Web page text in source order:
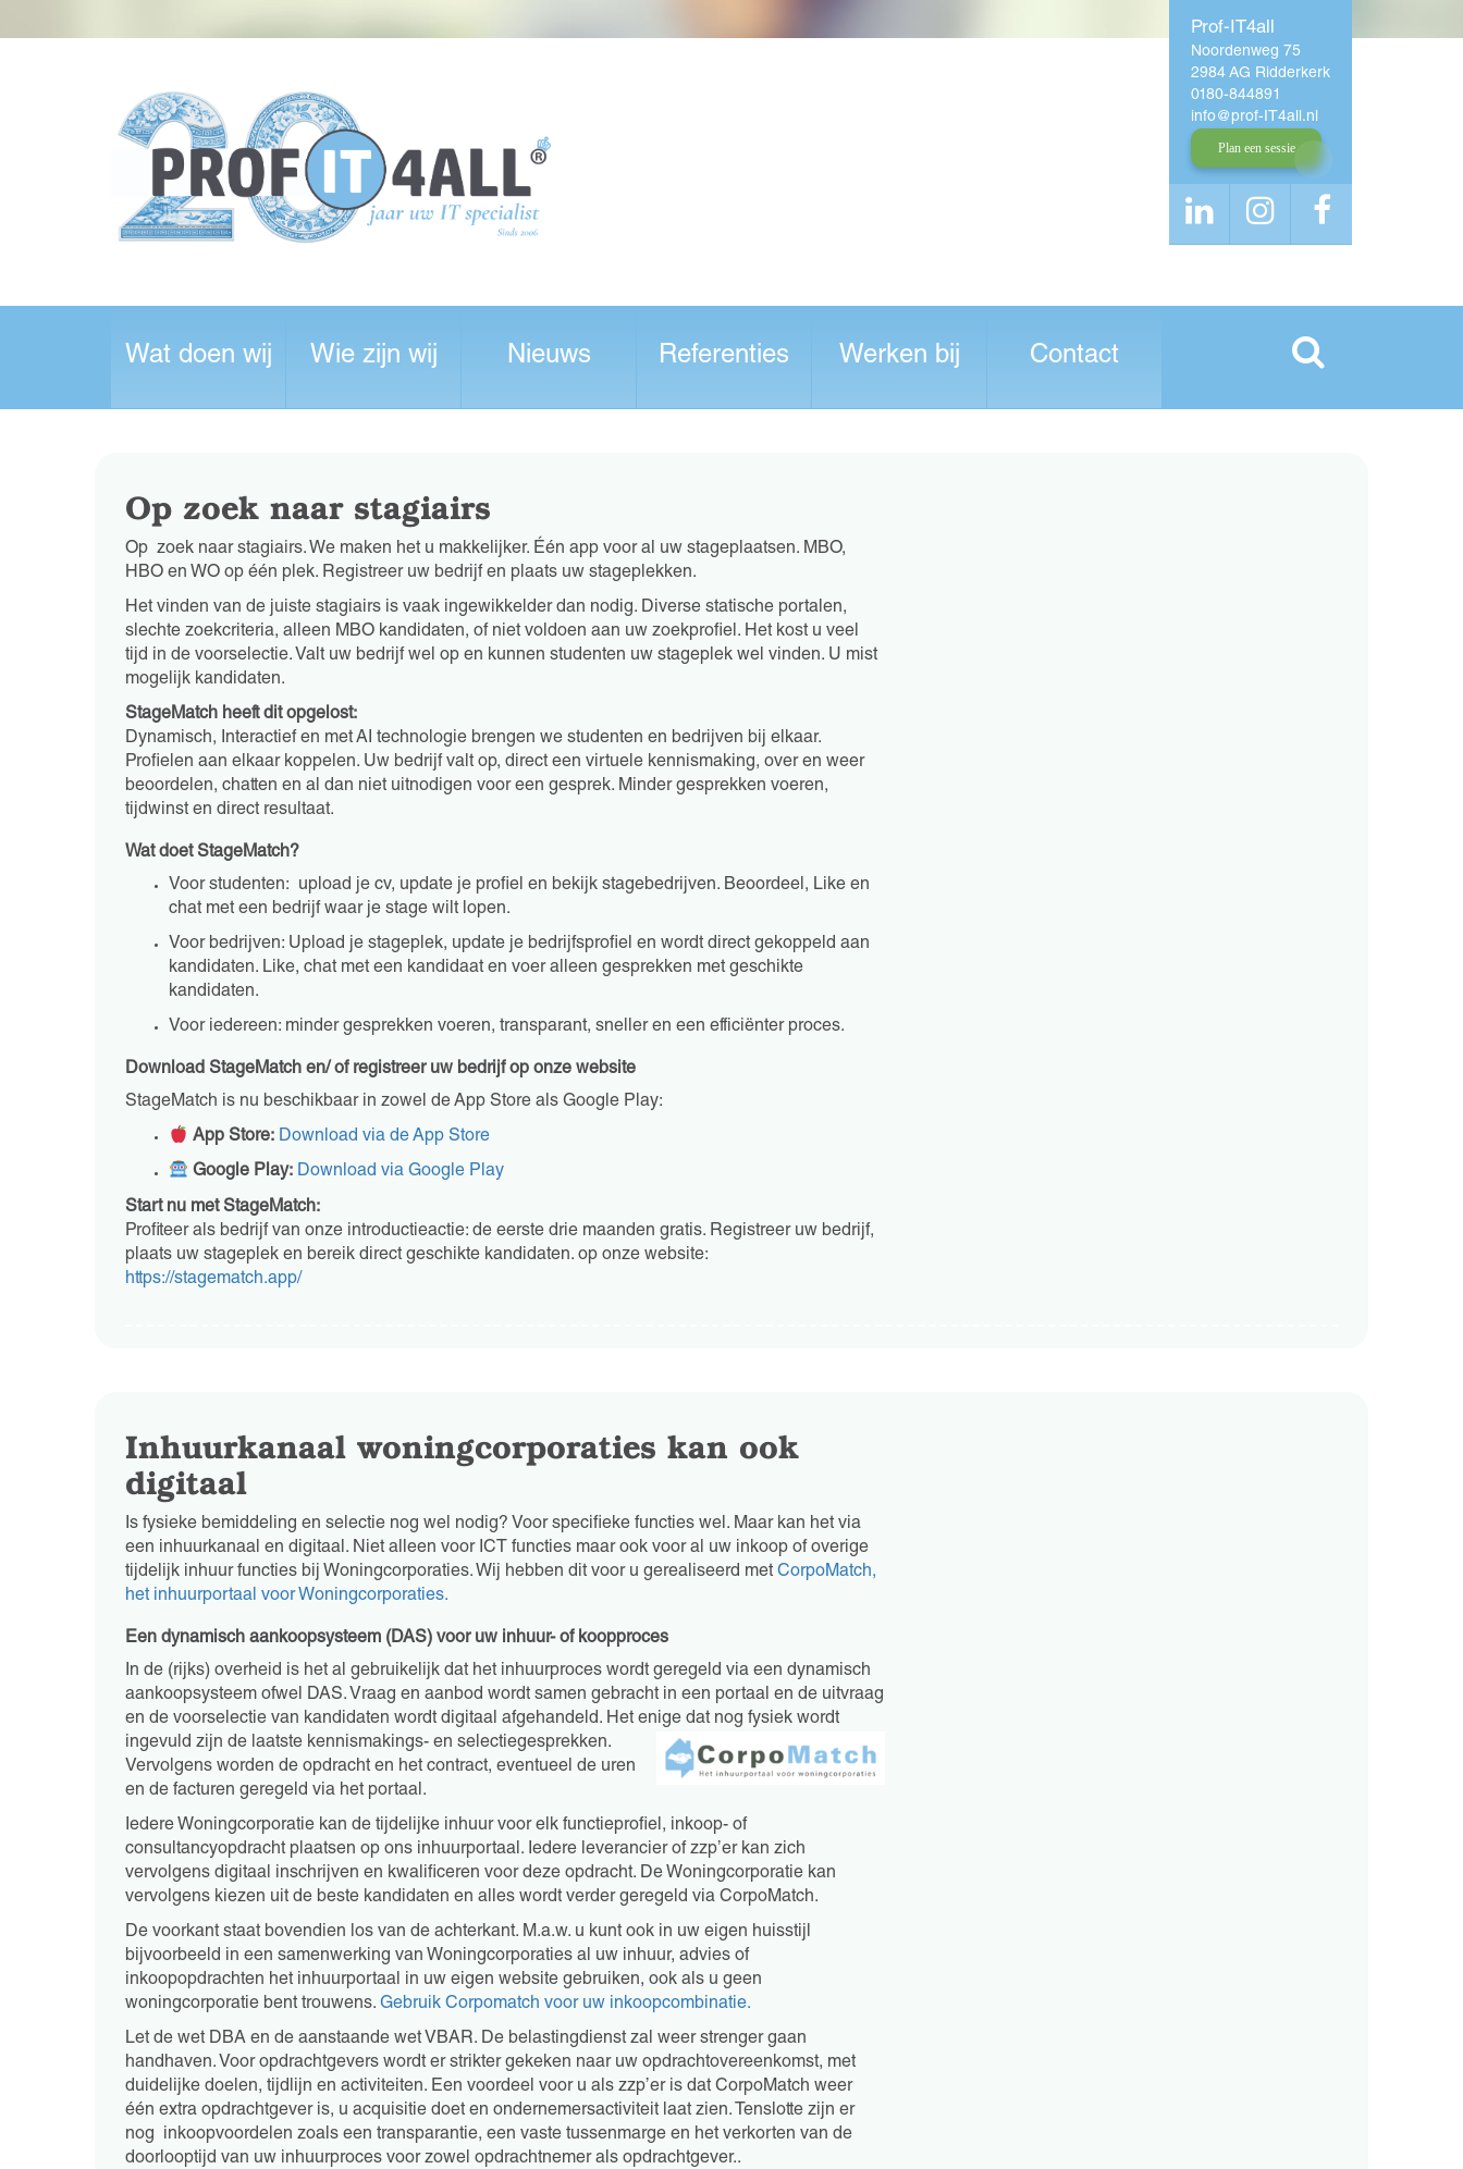
Prof-IT4all
Noordenweg 75
2984 AG Ridderkerk
0180-844891
info
prof-IT4all nl
Plan een sessie
Wat doen wij Wie zijn wij Nieuws Referenties Werken bij Contact
Op zoek naar stagiairs
Op zoek naar stagiairs. We maken het u makkelijker. Één app voor al uw stageplaatsen. MBO,
HBO en WO op één plek. Registreer uw bedrijf en plaats uw stageplekken.
Het vinden van de juiste stagiairs is vaak ingewikkelder dan nodig. Diverse statische portalen,
slechte zoekcriteria, alleen MBO kandidaten, of niet voldoen aan uw zoekprofiel. Het kost u veel
tijd in de voorselectie. Valt uw bedrijf wel op en kunnen studenten uw stageplek wel vinden. U mist
mogelijk kandidaten.
StageMatch heeft dit opgelost:
Dynamisch, Interactief en met AI technologie brengen we studenten en bedrijven bij elkaar.
Profielen aan elkaar koppelen. Uw bedrijf valt op, direct een virtuele kennismaking, over en weer
beoordelen, chatten en al dan niet uitnodigen voor een gesprek. Minder gesprekken voeren,
tijdwinst en direct resultaat.
Wat doet StageMatch?
Voor studenten: upload je cv, update je profiel en bekijk stagebedrijven. Beoordeel, Like en
chat met een bedrijf waar je stage wilt lopen.
Voor bedrijven: Upload je stageplek, update je bedrijfsprofiel en wordt direct gekoppeld aan
kandidaten. Like, chat met een kandidaat en voer alleen gesprekken met geschikte
kandidaten.
Voor iedereen: minder gesprekken voeren, transparant, sneller en een efficiënter proces.
Download StageMatch en/ of registreer uw bedrijf op onze website
StageMatch is nu beschikbaar in zowel de App Store als Google Play:
App Store: Download via de App Store
Google Play: Download via Google Play
Start nu met StageMatch:
Profiteer als bedrijf van onze introductieactie: de eerste drie maanden gratis. Registreer uw bedrijf,
plaats uw stageplek en bereik direct geschikte kandidaten. op onze website:
https://stagematch.app/
Inhuurkanaal woningcorporaties kan ook
digitaal
Is fysieke bemiddeling en selectie nog wel nodig? Voor specifieke functies wel. Maar kan het via
een inhuurkanaal en digitaal. Niet alleen voor ICT functies maar ook voor al uw inkoop of overige
tijdelijk inhuur functies bij Woningcorporaties. Wij hebben dit voor u gerealiseerd met CorpoMatch,
het inhuurportaal voor Woningcorporaties.
Een dynamisch aankoopsysteem (DAS) voor uw inhuur- of koopproces
In de (rijks) overheid is het al gebruikelijk dat het inhuurproces wordt geregeld via een dynamisch
aankoopsysteem ofwel DAS. Vraag en aanbod wordt samen gebracht in een portaal en de uitvraag
en de voorselectie van kandidaten wordt digitaal afgehandeld. Het enige dat nog fysiek wordt
ingevuld zijn de laatste kennismakings- en selectiegesprekken.
Vervolgens worden de opdracht en het contract, eventueel de uren
en de facturen geregeld via het portaal.
Iedere Woningcorporatie kan de tijdelijke inhuur voor elk functieprofiel, inkoop- of
consultancyopdracht plaatsen op ons inhuurportaal. Iedere leverancier of zzp’er kan zich
vervolgens digitaal inschrijven en kwalificeren voor deze opdracht. De Woningcorporatie kan
vervolgens kiezen uit de beste kandidaten en alles wordt verder geregeld via CorpoMatch.
De voorkant staat bovendien los van de achterkant. M.a.w. u kunt ook in uw eigen huisstijl
bijvoorbeeld in een samenwerking van Woningcorporaties al uw inhuur, advies of
inkoopopdrachten het inhuurportaal in uw eigen website gebruiken, ook als u geen
woningcorporatie bent trouwens. Gebruik Corpomatch voor uw inkoopcombinatie.
Let de wet DBA en de aanstaande wet VBAR. De belastingdienst zal weer strenger gaan
handhaven. Voor opdrachtgevers wordt er strikter gekeken naar uw opdrachtovereenkomst, met
duidelijke doelen, tijdlijn en activiteiten. Een voordeel voor u als zzp’er is dat CorpoMatch weer
één extra opdrachtgever is, u acquisitie doet en ondernemersactiviteit laat zien. Tenslotte zijn er
nog inkoopvoordelen zoals een transparantie, een vaste tussenmarge en het verkorten van de
doorlooptijd van uw inhuurproces voor zowel opdrachtnemer als opdrachtgever..